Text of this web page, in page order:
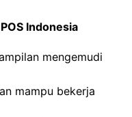
Indonesia
mengemudi
mampu bekerja